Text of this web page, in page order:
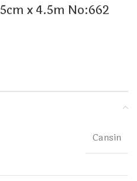
x 4.5m No:662
Cansin